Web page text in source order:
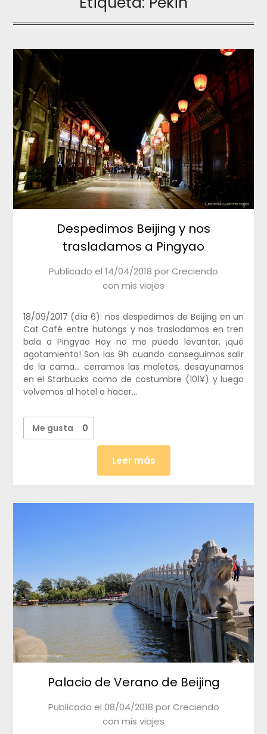
Despedimos Beijing y nos
trasladamos a Pingyao
Publicado el 14/04/2018 porCreciendo
con mis viajes
18/09/2017 (día 6): nos despedimos de Beijing en un
Cat Café entre hutongs y nos trasladamos en tren
bala a Pingyao Hoy no me puedo levantar, ¡qué
agotamiento! Son las 9h cuando conseguimos salir
de la cama… cerramos las maletas, desayunamos
en el Starbucks como de costumbre (101¥) y luego
volvemos al hotel a hacer…
Me gusta 0
Leer más
Palacio de Verano de Beijing
Publicado el 08/04/2018 porCreciendo
con mis viajes